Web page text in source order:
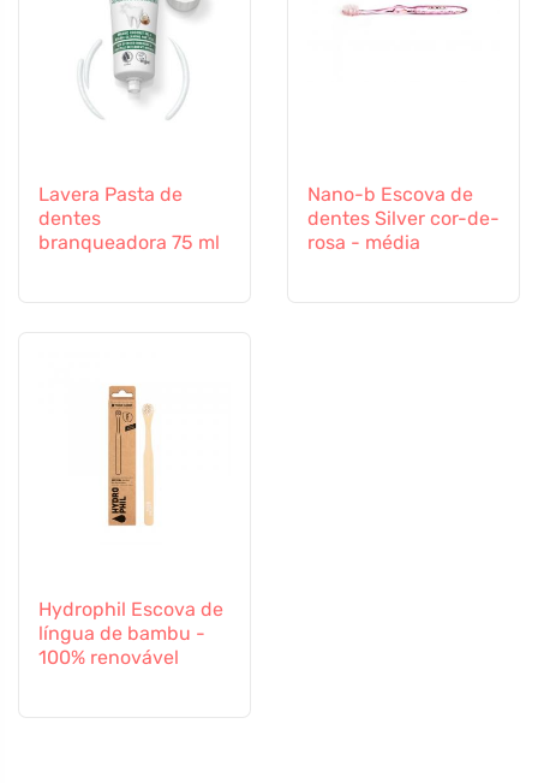
Lavera Pasta de
dentes
branqueadora 75 ml
Nano-b Escova de
dentes Silver cor-de-
rosa - média
Hydrophil Escova de
língua de bambu -
100% renovável